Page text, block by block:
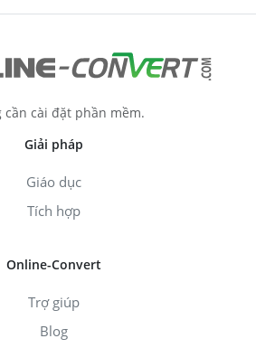
cần cài đặt phần mềm.
Giải pháp
Giáo dục
Tích hợp
Online-Convert
Trợ giúp
Blog